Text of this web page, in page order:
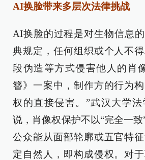
AI换脸带来多层次法律挑战
AI换脸的过程是对生物信息
典规定，任何组织或个人不
段伪造等方式侵害他人的肖
簪》一案中，制作方的行为
权的直接侵害。”武汉大学
说，肖像权保护不以“完全一
公众能从面部轮廓或五官特
定自然人，即构成侵权。对